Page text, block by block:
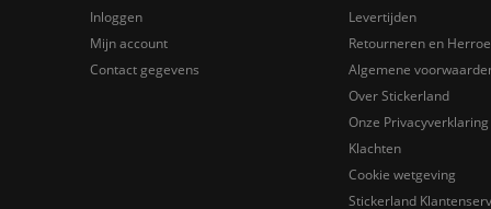
Inloggen
Mijn account
Contact gegevens
Levertijden
Retourneren en
Algemene
Over Stickerland
Onze Privacyverklaring
Klachten
Cookie wetgeving
Stickerland